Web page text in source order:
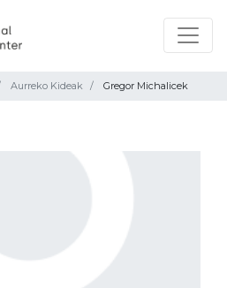
Aurreko Kideak Gregor Michalicek